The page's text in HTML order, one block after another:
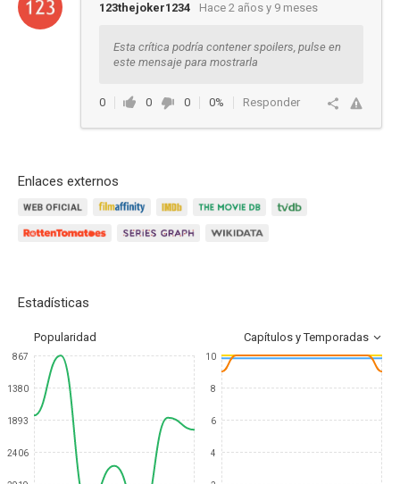
123thejoker1234 Hace 2 años y 9 meses
Esta crítica podría contener spoilers, pulse en
este mensaje para mostrarla
0 0 0 0% Responder
Enlaces externos
Estadísticas
Popularidad Capítulos y Temporadas
867
1380
1893
2406
10
8
6
4